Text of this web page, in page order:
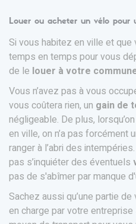
Louer ou acheter un vélo pour
Si vous habitez en ville et
temps en temps pour vous
de le louer à votre
Vous n’avez pas à vous
vous coûtera rien, un gain de
négligeable. De plus,
en ville, on n’a pas forcément
ranger à l’abri des
pas s’inquiéter des éventuels
pas de s'abîmer par manque
Sachez aussi qu’une partie de
en charge par votre